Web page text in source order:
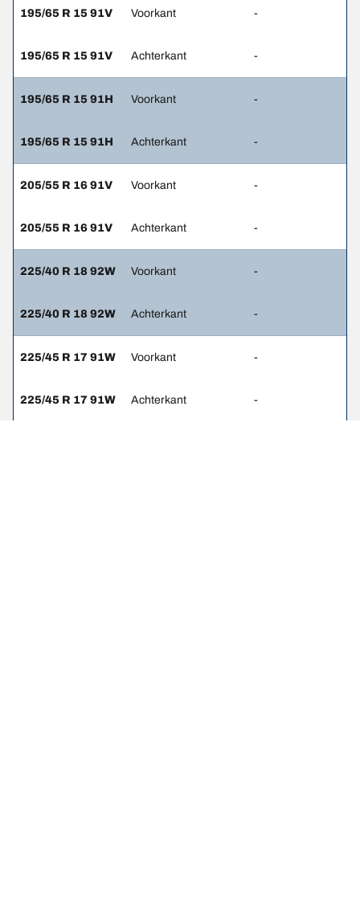
195/65 R 15 91V Voorkant -
195/65 R 15 91V Achterkant -
195/65 R 15 91H Voorkant -
195/65 R 15 91H Achterkant -
205/55 R 16 91V Voorkant -
205/55 R 16 91V Achterkant -
225/40 R 18 92W Voorkant -
225/40 R 18 92W Achterkant -
225/45 R 17 91W Voorkant -
225/45 R 17 91W Achterkant -